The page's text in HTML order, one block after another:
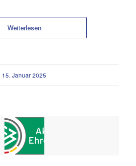
Weiterlesen
15. Januar 2025